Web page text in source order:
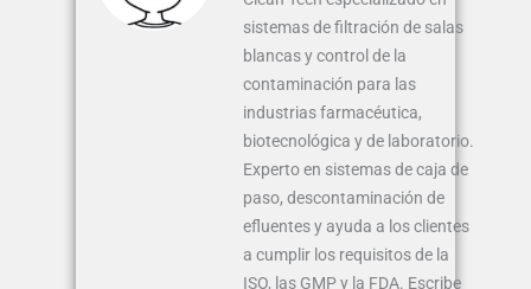
sistemas de filtración de salas
blancas y control de la
contaminación para las
industrias farmacéutica,
biotecnológica y de laboratorio.
Experto en sistemas de caja de
paso, descontaminación de
efluentes y ayuda a los clientes
a cumplir los requisitos de la
ISO, las GMP y la FDA. Escribe